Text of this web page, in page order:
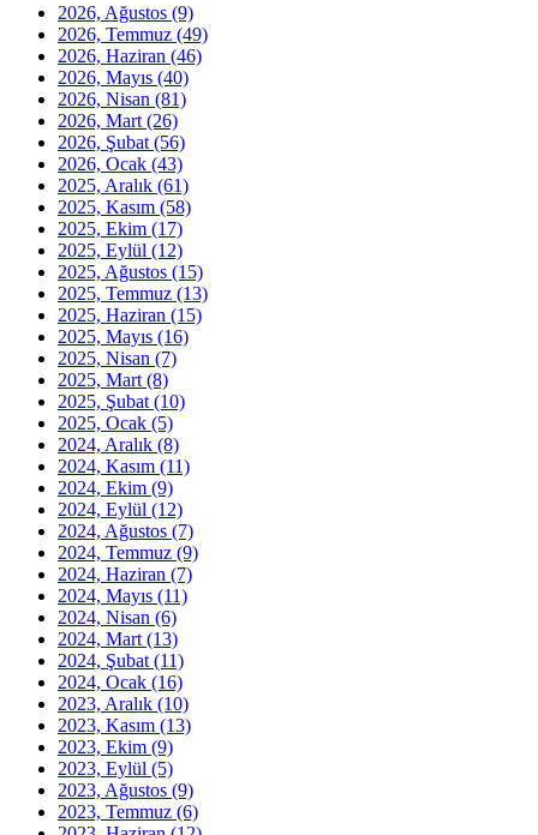
2026, Ağustos (9)
2026, Temmuz (49)
2026, Haziran (46)
2026, Mayıs (40)
2026, Nisan (81)
2026, Mart (26)
2026, Şubat (56)
2026, Ocak (43)
2025, Aralık (61)
2025, Kasım (58)
2025, Ekim (17)
2025, Eylül (12)
2025, Ağustos (15)
2025, Temmuz (13)
2025, Haziran (15)
2025, Mayıs (16)
2025, Nisan (7)
2025, Mart (8)
2025, Şubat (10)
2025, Ocak (5)
2024, Aralık (8)
2024, Kasım (11)
2024, Ekim (9)
2024, Eylül (12)
2024, Ağustos (7)
2024, Temmuz (9)
2024, Haziran (7)
2024, Mayıs (11)
2024, Nisan (6)
2024, Mart (13)
2024, Şubat (11)
2024, Ocak (16)
2023, Aralık (10)
2023, Kasım (13)
2023, Ekim (9)
2023, Eylül (5)
2023, Ağustos (9)
2023, Temmuz (6)